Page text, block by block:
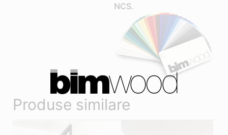
NCS.
Produse similare